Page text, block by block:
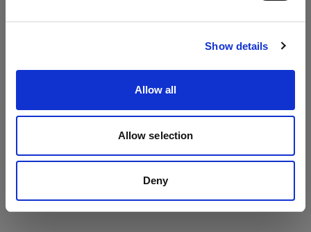
Show details
Allow all
Allow selection
Deny
Visitar el sitio